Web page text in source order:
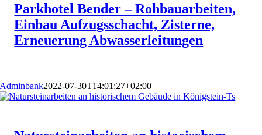
Parkhotel Bender – Rohbauarbeiten,
Einbau Aufzugsschacht, Zisterne,
Erneuerung Abwasserleitungen
Adminbank2022-07-30T14:01:27+02:00